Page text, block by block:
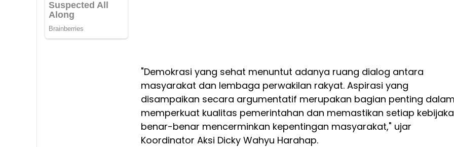
"Demokrasi yang sehat menuntut adanya ruang dialog antara
masyarakat dan lembaga perwakilan rakyat. Aspirasi yang
disampaikan secara argumentatif merupakan bagian penting dalam
memperkuat kualitas pemerintahan dan memastikan setiap
benar-benar mencerminkan kepentingan masyarakat," ujar
Koordinator Aksi Dicky Wahyu Harahap.